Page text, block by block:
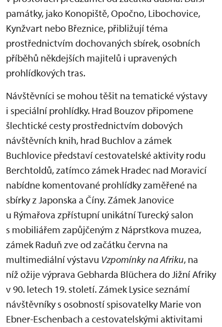
památky, jako Konopiště, Opočno, Libochovice,
Kynžvart nebo Březnice, přibližují téma
prostřednictvím dochovaných sbírek, osobních
příběhů někdejších majitelů i upravených
prohlídkových tras.
Návštěvníci se mohou těšit na tematické výstavy
i speciální prohlídky. Hrad Bouzov připomene
šlechtické cesty prostřednictvím dobových
návštěvních knih, hrad Buchlov a zámek
Buchlovice představí cestovatelské aktivity rodu
Berchtoldů, zatímco zámek Hradec nad Moravicí
nabídne komentované prohlídky zaměřené na
sbírky z Japonska a Číny. Zámek Janovice
u Rýmařova zpřístupní unikátní Turecký salon
s mobiliářem zapůjčeným z Náprstkova muzea,
zámek Raduň zve od začátku června na
multimediální výstavu Vzpomínky na Afriku, na
níž ožije výprava Gebharda Blüchera do Jižní Afriky
v 90. letech 19. století. Zámek Lysice seznámí
návštěvníky s osobností spisovatelky Marie von
Ebner-Eschenbach a cestovatelskými aktivitami